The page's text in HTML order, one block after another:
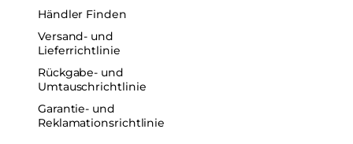
Händler Finden
Versand- und
Lieferrichtlinie
Rückgabe- und
Umtauschrichtlinie
Garantie- und
Reklamationsrichtlinie